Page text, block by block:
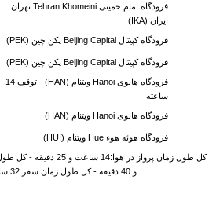
فرودگاه امام خمینی Tehran Khomeini تهران
ایران (IKA)
فرودگاه کپیتال Beijing Capital پکن چین (PEK)
فرودگاه کپیتال Beijing Capital پکن چین (PEK)
فرودگاه هانوی Hanoi ویتنام (HAN) -
توقف 14
ساعته
فرودگاه هانوی Hanoi ویتنام (HAN)
فرودگاه هوئه هوء Hue ویتنام (HUI)
و 40 دقیقه - کل طول زمان سفر:32 ساعت و 05 دقیقه